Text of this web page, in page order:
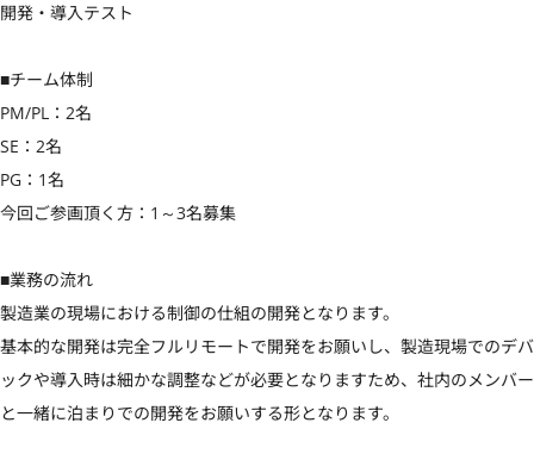
開発・導入テスト
■チーム体制
PM/PL：2名
SE：2名
PG：1名
今回ご参画頂く方：1～3名募集
■業務の流れ
製造業の現場における制御の仕組の開発となります。
基本的な開発は完全フルリモートで開発をお願いし、製造現場でのデバ
ックや導入時は細かな調整などが必要となりますため、社内のメンバー
と一緒に泊まりでの開発をお願いする形となります。